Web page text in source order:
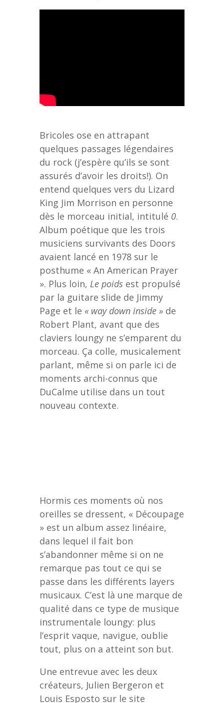
Bricoles ose en attrapant
quelques passages légendaires
du rock (j’espère qu’ils se sont
assurés d’avoir les droits!). On
entend quelques vers du Lizard
King Jim Morrison en personne
dès le morceau initial, intitulé 0.
Album poétique que les trois
musiciens survivants des Doors
avaient lancé en 1978 sur le
posthume « An American Prayer
». Plus loin, Le poids est propulsé
par la guitare slide de Jimmy
Page et le « way down inside » de
Robert Plant, avant que des
claviers loungy ne s’emparent du
morceau. Ça colle, musicalement
parlant, même si on parle ici de
moments archi-connus que
DuCalme utilise dans un tout
nouveau contexte.
Hormis ces moments où nos
oreilles se dressent, « Découpage
» est un album assez linéaire,
dans lequel il fait bon
s’abandonner même si on ne
remarque pas tout ce qui se
passe dans les différents layers
musicaux. C’est là une marque de
qualité dans ce type de musique
instrumentale loungy: plus
l’esprit vaque, navigue, oublie
tout, plus on a atteint son but.
Une entrevue avec les deux
créateurs, Julien Bergeron et
Louis Esposto sur le site